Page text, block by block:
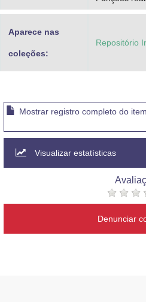
Aparece nas
coleções:
Repositório
Mostrar registro completo do item
Visualizar estatísticas
Denunciar